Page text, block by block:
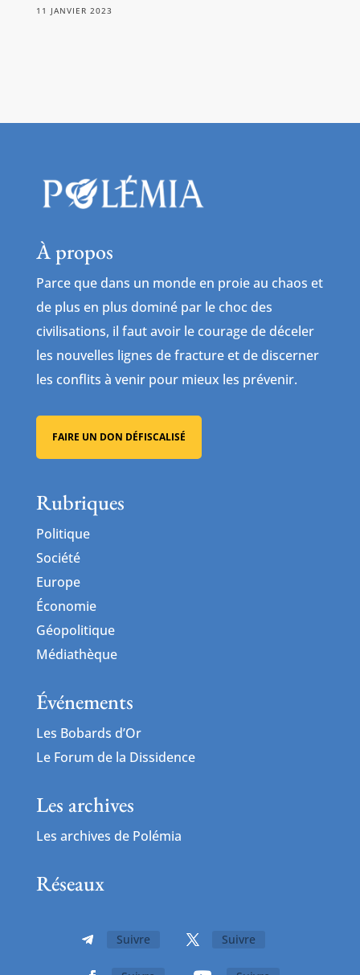
11 JANVIER 2023
À propos
Parce que dans un monde en proie au chaos et
de plus en plus dominé par le choc des
civilisations, il faut avoir le courage de déceler
les nouvelles lignes de fracture et de discerner
les conflits à venir pour mieux les prévenir.
FAIRE UN DON DÉFISCALISÉ
Rubriques
Politique
Société
Europe
Économie
Géopolitique
Médiathèque
Événements
Les Bobards d’Or
Le Forum de la Dissidence
Les archives
Les archives de Polémia
Réseaux
Suivre Suivre